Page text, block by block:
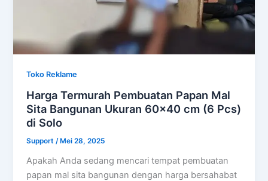
Toko Reklame
Harga Termurah Pembuatan Papan Mal
Sita Bangunan Ukuran 60×40 cm (6 Pcs)
di Solo
Support/ Mei 28, 2025
Apakah Anda sedang mencari tempat pembuatan
papan mal sita bangunan dengan harga bersahabat